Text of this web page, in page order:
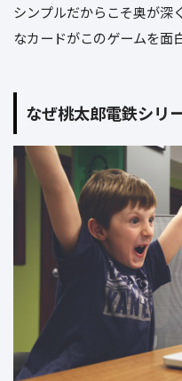
シンプルだからこそ奥が深
なカードがこのゲームを面
なぜ桃太郎電鉄シリ